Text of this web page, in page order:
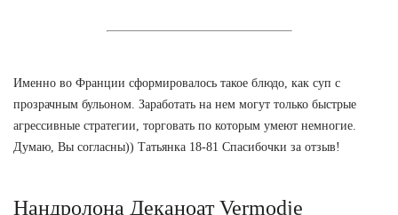
Именно во Франции сформировалось такое блюдо, как суп с
прозрачным бульоном. Заработать на нем могут только быстрые
агрессивные стратегии, торговать по которым умеют немногие.
Думаю, Вы согласны)) Татьянка 18-81 Спасибочки за отзыв!
Нандролона Деканоат Vermodje